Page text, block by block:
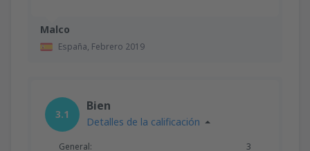
Malco
España, Febrero 2019
3.1
Bien
Detalles de la calificación
General: 3